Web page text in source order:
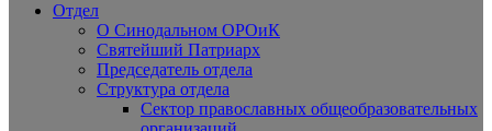
Отдел
О Синодальном ОРОиК
Святейший Патриарх
Председатель отдела
Структура отдела
Сектор православных общеобразовательных